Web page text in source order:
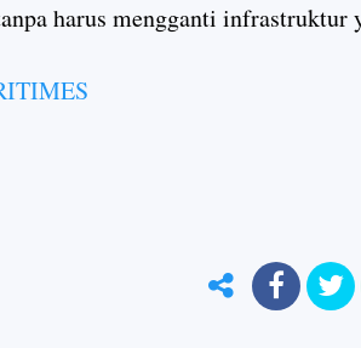
harus mengganti infrastruktur